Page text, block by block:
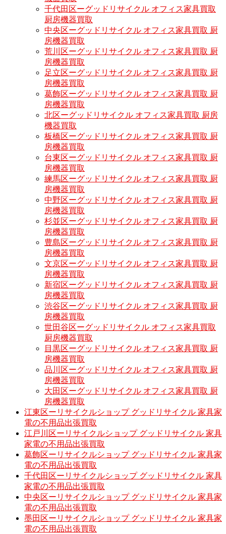
千代田区ーグッドリサイクル オフィス家具買取
厨房機器買取
中央区ーグッドリサイクル オフィス家具買取 厨
房機器買取
荒川区ーグッドリサイクル オフィス家具買取 厨
房機器買取
足立区ーグッドリサイクル オフィス家具買取 厨
房機器買取
葛飾区ーグッドリサイクル オフィス家具買取 厨
房機器買取
北区ーグッドリサイクル オフィス家具買取 厨房
機器買取
板橋区ーグッドリサイクル オフィス家具買取 厨
房機器買取
台東区ーグッドリサイクル オフィス家具買取 厨
房機器買取
練馬区ーグッドリサイクル オフィス家具買取 厨
房機器買取
中野区ーグッドリサイクル オフィス家具買取 厨
房機器買取
杉並区ーグッドリサイクル オフィス家具買取 厨
房機器買取
豊島区ーグッドリサイクル オフィス家具買取 厨
房機器買取
文京区ーグッドリサイクル オフィス家具買取 厨
房機器買取
新宿区ーグッドリサイクル オフィス家具買取 厨
房機器買取
渋谷区ーグッドリサイクル オフィス家具買取 厨
房機器買取
世田谷区ーグッドリサイクル オフィス家具買取
厨房機器買取
目黒区ーグッドリサイクル オフィス家具買取 厨
房機器買取
品川区ーグッドリサイクル オフィス家具買取 厨
房機器買取
大田区ーグッドリサイクル オフィス家具買取 厨
房機器買取
江東区ーリサイクルショップ グッドリサイクル 家具家
電の不用品出張買取
江戸川区ーリサイクルショップ グッドリサイクル 家具
家電の不用品出張買取
葛飾区ーリサイクルショップ グッドリサイクル 家具家
電の不用品出張買取
千代田区ーリサイクルショップ グッドリサイクル 家具
家電の不用品出張買取
中央区ーリサイクルショップ グッドリサイクル 家具家
電の不用品出張買取
墨田区ーリサイクルショップ グッドリサイクル 家具家
電の不用品出張買取